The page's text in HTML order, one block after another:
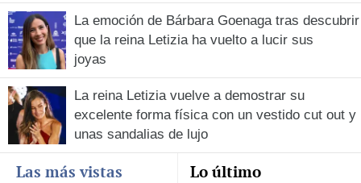
La emoción de Bárbara Goenaga tras descubrir
que la reina Letizia ha vuelto a lucir sus
joyas
La reina Letizia vuelve a demostrar su
excelente forma física con un vestido cut out y
unas sandalias de lujo
Las más vistas Lo último